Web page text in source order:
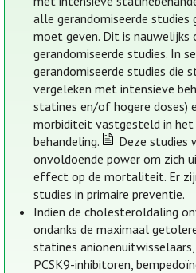
alle gerandomiseerde studies
moet geven. Dit is nauwelijks
gerandomiseerde studies. In
gerandomiseerde studies die
vergeleken met intensieve
statines en/of hogere doses)
morbiditeit vastgesteld in het
behandeling.
Deze studies
onvoldoende power om zich
effect op de mortaliteit. Er
studies in primaire preventie.
Indien de cholesteroldaling
ondanks de maximaal
statines
PCSK9-inhibitoren,